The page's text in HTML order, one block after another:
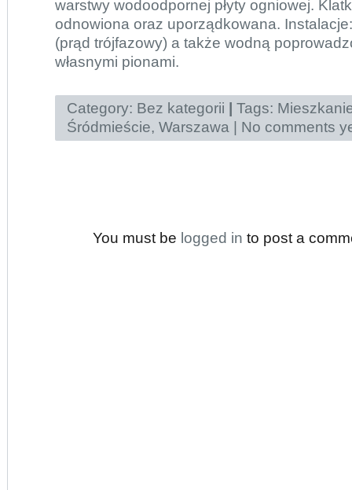
warstwy wodoodpornej płyty ogniowej.
odnowiona oraz uporządkowana.
(prąd trójfazowy) a także wodną
własnymi pionami.
Category: Bez kategorii Tags:
Śródmieście, Warszawa No comments
You must be logged in to post a